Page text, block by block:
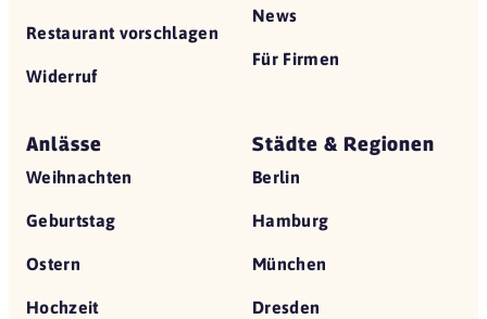
Restaurant vorschlagen
Widerruf
News
Für Firmen
Anlässe
Weihnachten
Geburtstag
Ostern
Hochzeit
Städte & Regionen
Berlin
Hamburg
München
Dresden